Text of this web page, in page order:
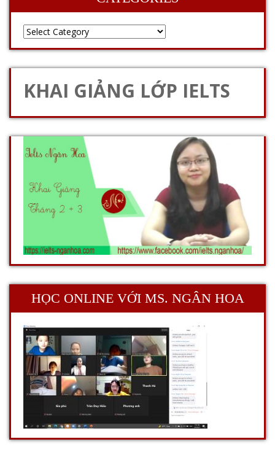
KHAI GIẢNG LỚP IELTS
HỌC ONLINE VỚI MS. NGÂN HOA